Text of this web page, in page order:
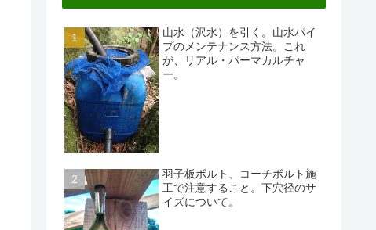
山水（沢水）を引く。山水パイ
プのメンテナンス方法。これ
が、リアル・パーマカルチャ
ー。
羽子板ボルト、コーチボルト施
工で注意すること。下穴径のサ
イズについて。